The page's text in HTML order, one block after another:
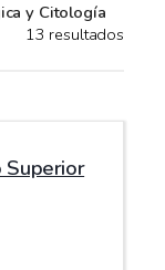
y Citología
13 resultados
Superior